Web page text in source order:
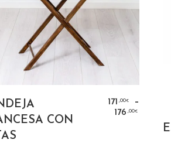
SELECT OPTIONS
CON
171 ,00€ –
176 ,00€